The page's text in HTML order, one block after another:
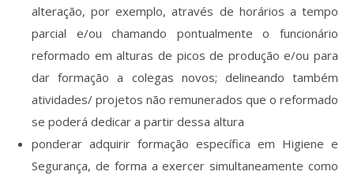
alteração, por exemplo, através de horários a tempo
parcial e/ou chamando pontualmente o funcionário
reformado em alturas de picos de produção e/ou para
dar formação a colegas novos; delineando também
atividades/ projetos não remunerados que o reformado
se poderá dedicar a partir dessa altura
ponderar adquirir formação específica em Higiene e
Segurança, de forma a exercer simultaneamente como